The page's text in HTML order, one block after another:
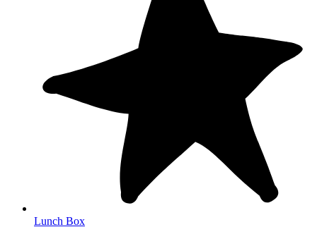
Lunch Box